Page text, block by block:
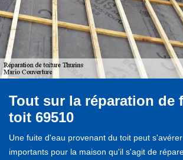
Tout sur la réparation de
toit 69510
Une fuite d'eau provenant du toit peut
importants pour la maison qu'il s'agit de